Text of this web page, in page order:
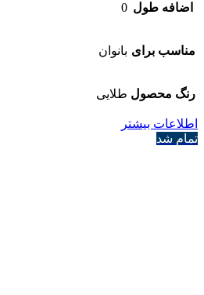
اضافه طول 0
مناسب برای بانوان
رنگ محصول طلایی
اطلاعات بیشتر
تمام شد